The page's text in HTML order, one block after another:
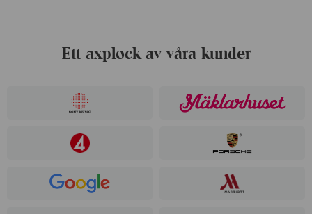
Ett axplock av våra kunder